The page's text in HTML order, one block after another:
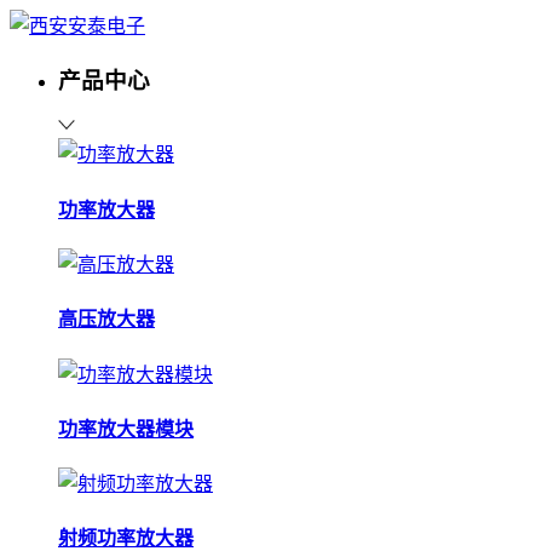
产品中心
功率放大器
高压放大器
功率放大器模块
射频功率放大器